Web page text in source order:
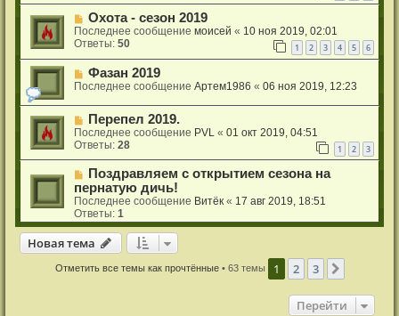
Охота - сезон 2019
Последнее сообщениемоисей « 10 ноя 2019, 02:01
Ответы:50 1 2 3 4 5 6
Фазан 2019
Последнее сообщениеAртем1986 «06 ноя 2019, 12:23
Перепел 2019.
Последнее сообщение PVL «01 окт 2019, 04:51
Ответы:28 1 2 3
Поздравляем с открытием сезона на
пернатую дичь!
Последнее сообщение Витёк « 17 авг 2019, 18:51
Ответы:1
Новая тема
Новаятема
Отметить все темы как прочтённые• 63 темы 1 2 3
Перейти